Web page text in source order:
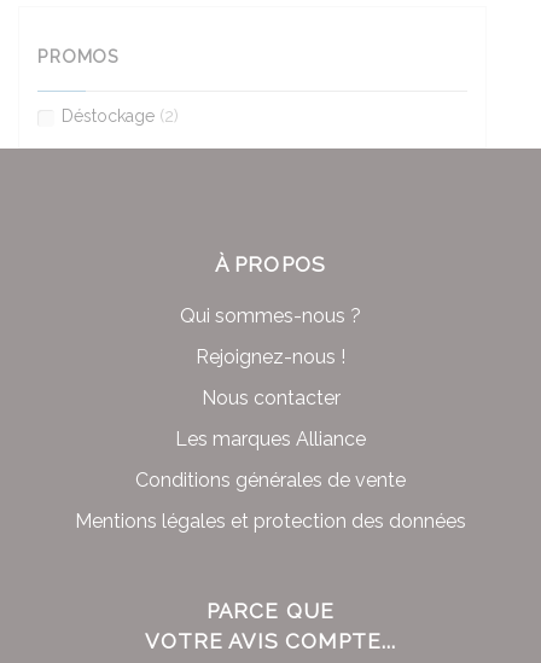
PROMOS
Déstockage (2)
À PROPOS
Qui sommes-nous ?
Rejoignez-nous !
Nous contacter
Les marques Alliance
Conditions générales de vente
Mentions légales et protection des données
PARCE QUE
VOTRE AVIS COMPTE...